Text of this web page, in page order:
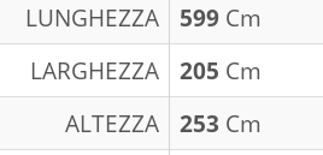
LUNGHEZZA
599 Cm
LARGHEZZA
205 Cm
ALTEZZA
253 Cm